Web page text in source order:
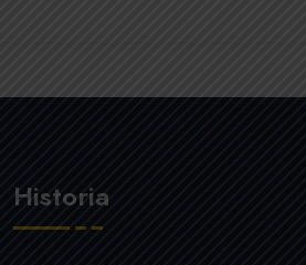
Historia